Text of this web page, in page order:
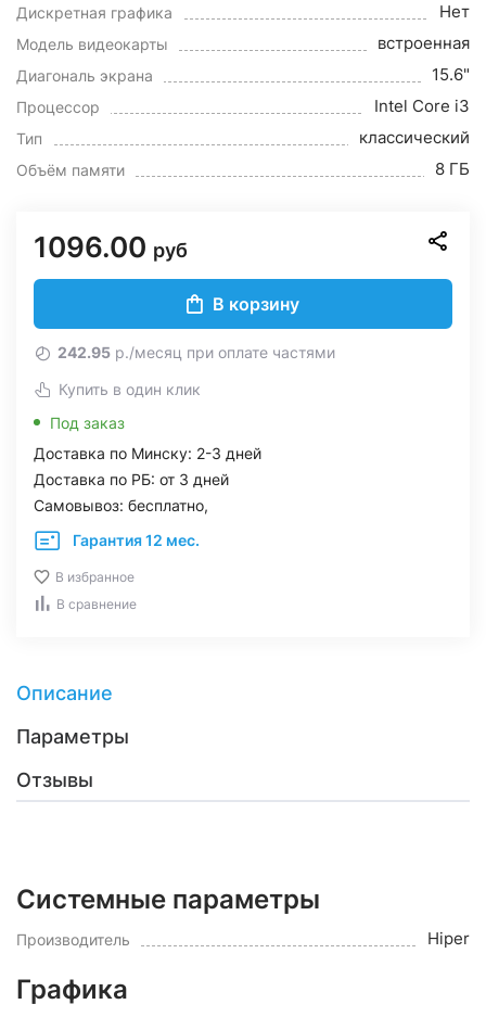
Дискретная графика Нет
Модель видеокарты встроенная
Диагональ экрана 15.6"
Процессор Intel Core i3
Тип классический
Объём памяти 8 ГБ
1096.00 руб
В корзину
242.95 р./месяц при оплате частями
Купить в один клик
Под заказ
Доставка по Минску: 2-3 дней
Доставка по РБ: от 3 дней
Самовывоз: бесплатно,
Гарантия 12 мес.
В избранное
В сравнение
Описание
Параметры
Отзывы
Системные параметры
Производитель Hiper
Графика